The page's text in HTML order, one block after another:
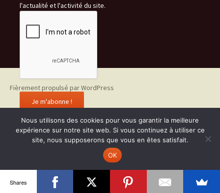
l'actualité et l'activité du site.
Fièrement propulsé par WordPress
Nous utilisons des cookies pour vous garantir la meilleure
expérience sur notre site web. Si vous continuez à utiliser ce
site, nous supposerons que vous en êtes satisfait.
OK
Shares